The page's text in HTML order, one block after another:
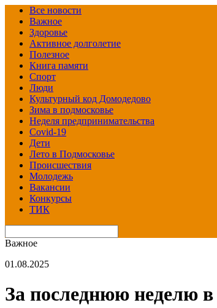
Все новости
Важное
Здоровье
Активное долголетие
Полезное
Книга памяти
Спорт
Люди
Культурный код Домодедово
Зима в подмосковье
Неделя предпринимательства
Covid-19
Дети
Лето в Подмосковье
Происшествия
Молодежь
Вакансии
Конкурсы
ТИК
Важное
01.08.2025
За последнюю неделю в